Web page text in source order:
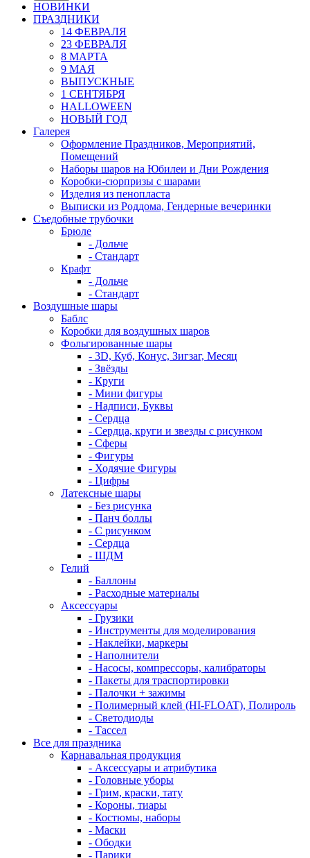
НОВИНКИ
ПРАЗДНИКИ
14 ФЕВРАЛЯ
23 ФЕВРАЛЯ
8 МАРТА
9 МАЯ
ВЫПУСКНЫЕ
1 СЕНТЯБРЯ
HALLOWEEN
НОВЫЙ ГОД
Галерея
Оформление Праздников, Мероприятий,
Помещений
Наборы шаров на Юбилеи и Дни Рождения
Коробки-сюрпризы с шарами
Изделия из пенопласта
Выписки из Роддома, Гендерные вечеринки
Съедобные трубочки
Брюле
- Дольче
- Стандарт
Крафт
- Дольче
- Стандарт
Воздушные шары
Баблс
Коробки для воздушных шаров
Фольгированные шары
- 3D, Куб, Конус, Зигзаг, Месяц
- Звёзды
- Круги
- Мини фигуры
- Надписи, Буквы
- Сердца
- Сердца, круги и звезды с рисунком
- Сферы
- Фигуры
- Ходячие Фигуры
- Цифры
Латексные шары
- Без рисунка
- Панч боллы
- С рисунком
- Сердца
- ШДМ
Гелий
- Баллоны
- Расходные материалы
Аксессуары
- Грузики
- Инструменты для моделирования
- Наклейки, маркеры
- Наполнители
- Насосы, компрессоры, калибраторы
- Пакеты для траспортировки
- Палочки + зажимы
- Полимерный клей (HI-FLOAT), Полироль
- Светодиоды
- Тассел
Все для праздника
Карнавальная продукция
- Аксессуары и атрибутика
- Головные уборы
- Грим, краски, тату
- Короны, тиары
- Костюмы, наборы
- Маски
- Ободки
- Парики